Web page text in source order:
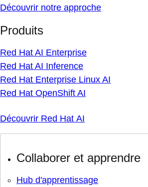
Découvrir notre approche
Produits
Red Hat AI Enterprise
Red Hat AI Inference
Red Hat Enterprise Linux AI
Red Hat OpenShift AI
Découvrir Red Hat AI
Collaborer et apprendre
Hub d'apprentissage